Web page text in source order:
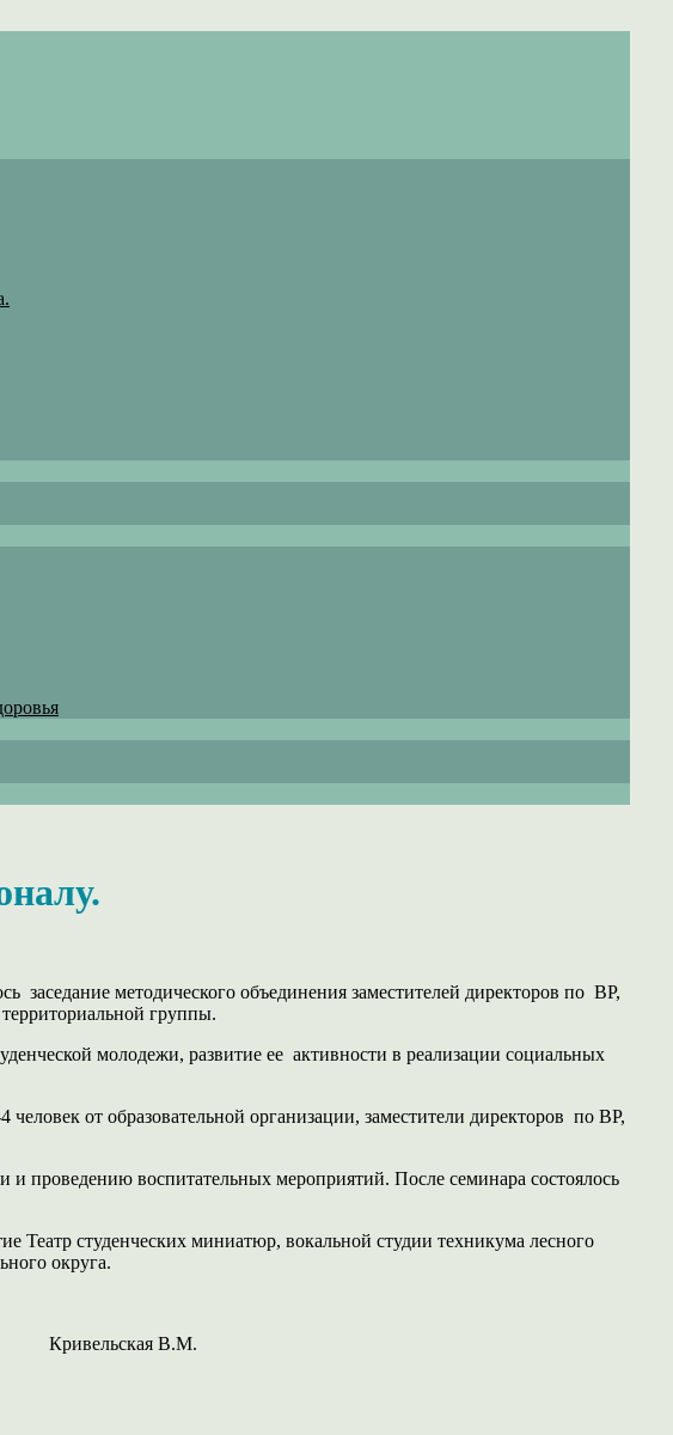
методического объединения заместителей директоров по ВР,
группы.
молодежи, развитие ее активности в реализации социальных
от образовательной организации, заместители директоров по ВР,
и проведению воспитательных мероприятий. После семинара состоялось
Театр студенческих миниатюр, вокальной студии техникума лесного
округа.
Кривельская В.М.